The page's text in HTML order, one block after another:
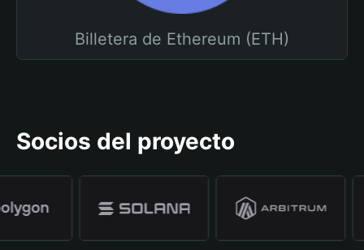
Billetera de Ethereum (ETH)
Socios del proyecto